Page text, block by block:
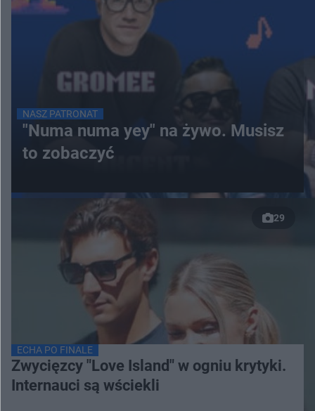
NASZ PATRONAT
"Numa numa yey" na żywo. Musisz
to zobaczyć
29
ECHA PO FINALE
Zwycięzcy "Love Island" w ogniu krytyki.
Internauci są wściekli